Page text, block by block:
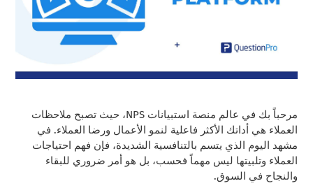
مرحباً بك في عالم منصة استبيانات NPS، حيث تصبح ملاحظات
العملاء هي أداتك الأكثر فاعلية لنمو الأعمال ورضا العملاء. في
مشهد اليوم الذي يتسم بالتنافسية الشديدة، فإن فهم احتياجات
العملاء وتلبيتها ليس مهماً فحسب، بل هو أمر ضروري للبقاء
والنجاح في السوق.